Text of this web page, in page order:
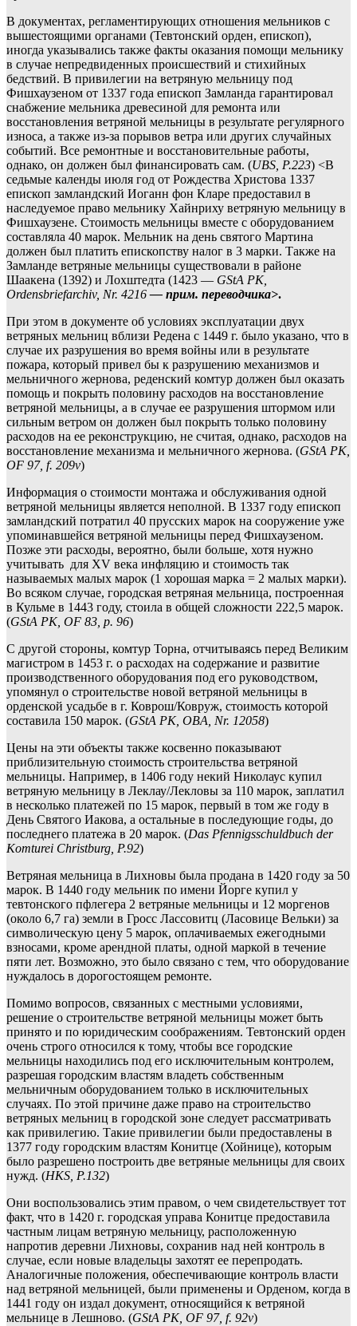
В документах, регламентирующих отношения мельников с
вышестоящими органами (Тевтонский орден, епископ),
иногда указывались также факты оказания помощи мельнику
в случае непредвиденных происшествий и стихийных
бедствий. В привилегии на ветряную мельницу под
Фишхаузеном от 1337 года епископ Замланда гарантировал
снабжение мельника древесиной для ремонта или
восстановления ветряной мельницы в результате регулярного
износа, а также из-за порывов ветра или других случайных
событий. Все ремонтные и восстановительные работы,
однако, он должен был финансировать сам. (UBS, P.223) <В
седьмые календы июля год от Рождества Христова 1337
епископ замландский Иоганн фон Кларе предоставил в
наследуемое право мельнику Хайнриху ветряную мельницу в
Фишхаузене. Стоимость мельницы вместе с оборудованием
составляла 40 марок. Мельник на день святого Мартина
должен был платить епископству налог в 3 марки. Также на
Замланде ветряные мельницы существовали в районе
Шаакена (1392) и Лохштедта (1423 — GStA PK,
Ordensbriefarchiv, Nr. 4216— прим. переводчика>.
При этом в документе об условиях эксплуатации двух
ветряных мельниц вблизи Редена с 1449 г. было указано, что в
случае их разрушения во время войны или в результате
пожара, который привел бы к разрушению механизмов и
мельничного жернова, реденский комтур должен был оказать
помощь и покрыть половину расходов на восстановление
ветряной мельницы, а в случае ее разрушения штормом или
сильным ветром он должен был покрыть только половину
расходов на ее реконструкцию, не считая, однако, расходов на
восстановление механизма и мельничного жернова. (GStA PK,
OF 97, f. 209v)
Информация о стоимости монтажа и обслуживания одной
ветряной мельницы является неполной. В 1337 году епископ
замландский потратил 40 прусских марок на сооружение уже
упоминавшейся ветряной мельницы перед Фишхаузеном.
Позже эти расходы, вероятно, были больше, хотя нужно
учитывать для XV века инфляцию и стоимость так
называемых малых марок (1 хорошая марка = 2 малых марки).
Во всяком случае, городская ветряная мельница, построенная
в Кульме в 1443 году, стоила в общей сложности 222,5 марок.
(GStA PK, OF 83, p. 96)
С другой стороны, комтур Торна, отчитываясь перед Великим
магистром в 1453 г. о расходах на содержание и развитие
производственного оборудования под его руководством,
упомянул о строительстве новой ветряной мельницы в
орденской усадьбе в г. Коврош/Ковруж, стоимость которой
составила 150 марок. (GStA PK, OBA, Nr. 12058)
Цены на эти объекты также косвенно показывают
приблизительную стоимость строительства ветряной
мельницы. Например, в 1406 году некий Николаус купил
ветряную мельницу в Леклау/Лекловы за 110 марок, заплатил
в несколько платежей по 15 марок, первый в том же году в
День Святого Иакова, а остальные в последующие годы, до
последнего платежа в 20 марок. (Das Pfennigsschuldbuch der
Komturei Christburg, P.92)
Ветряная мельница в Лихновы была продана в 1420 году за 50
марок. В 1440 году мельник по имени Йорге купил у
тевтонского пфлегера 2 ветряные мельницы и 12 моргенов
(около 6,7 га) земли в Гросс Лассовитц (Ласовице Вельки) за
символическую цену 5 марок, оплачиваемых ежегодными
взносами, кроме арендной платы, одной маркой в течение
пяти лет. Возможно, это было связано с тем, что оборудование
нуждалось в дорогостоящем ремонте.
Помимо вопросов, связанных с местными условиями,
решение о строительстве ветряной мельницы может быть
принято и по юридическим соображениям. Тевтонский орден
очень строго относился к тому, чтобы все городские
мельницы находились под его исключительным контролем,
разрешая городским властям владеть собственным
мельничным оборудованием только в исключительных
случаях. По этой причине даже право на строительство
ветряных мельниц в городской зоне следует рассматривать
как привилегию. Такие привилегии были предоставлены в
1377 году городским властям Конитце (Хойнице), которым
было разрешено построить две ветряные мельницы для своих
нужд. (HKS, P.132)
Они воспользовались этим правом, о чем свидетельствует тот
факт, что в 1420 г. городская управа Конитце предоставила
частным лицам ветряную мельницу, расположенную
напротив деревни Лихновы, сохранив над ней контроль в
случае, если новые владельцы захотят ее перепродать.
Аналогичные положения, обеспечивающие контроль власти
над ветряной мельницей, были применены и Орденом, когда в
1441 году он издал документ, относящийся к ветряной
мельнице в Лешново. (GStA PK, OF 97, f. 92v)